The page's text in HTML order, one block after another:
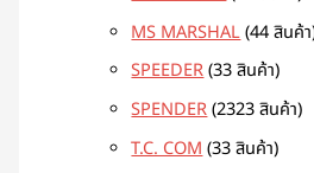
MS MARSHAL 44 สินค้า
SPEEDER 33 สินค้า
SPENDER 2323 สินค้า
T.C. COM 33 สินค้า